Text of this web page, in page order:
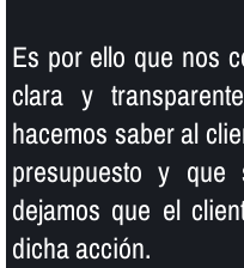
Es por ello que nos
clara y
hacemos saber al
presupuesto y que
dejamos que el
dicha acción.